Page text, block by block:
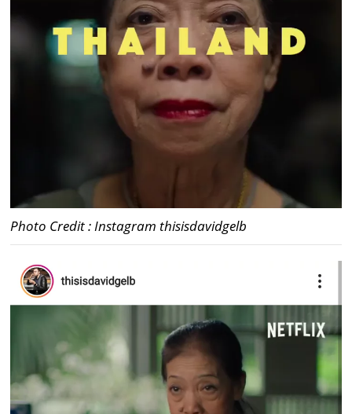
Photo Credit : Instagram thisisdavidgelb